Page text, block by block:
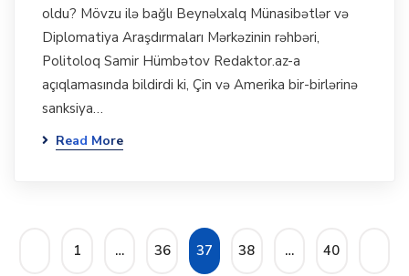
oldu? Mövzu ilə bağlı Beynəlxalq Münasibətlər və
Diplomatiya Araşdırmaları Mərkəzinin rəhbəri,
Politoloq Samir Hümbətov Redaktor.az-a
açıqlamasında bildirdi ki, Çin və Amerika bir-birlərinə
sanksiya…
Read More
1 … 36 37 38 … 40